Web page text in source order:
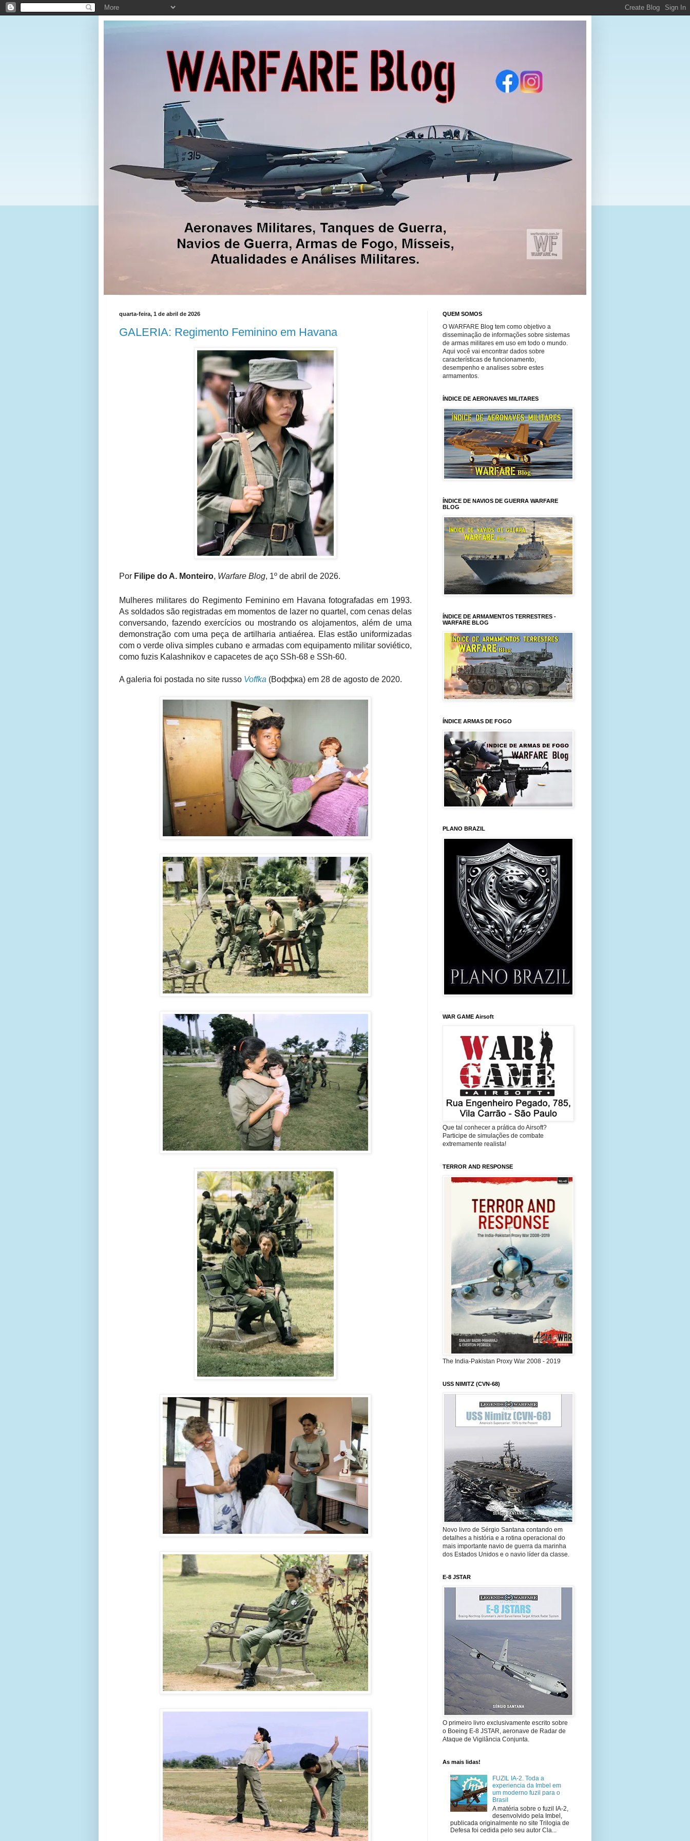
quarta-feira, 1 de abril de 2026
GALERIA: Regimento Feminino em Havana
Por Filipe do A. Monteiro, Warfare Blog, 1º de abril de 2026.
Mulheres militares do Regimento Feminino em Havana fotografadas em 1993.
As soldados são registradasem momentos de lazer no quartel, com cenas delas
conversando, fazendo exercícios ou mostrando os alojamentos, além de uma
demonstração com uma peça de artilharia antiaérea. Elas estão uniformizadas
com o verde oliva simples cubano e armadas com equipamento militar soviético,
como fuzis Kalashnikov e capacetes de aço SSh-68 e SSh-60.
A galeria foi postada no site russo Voffka (Воффка) em 28 de agosto de 2020.
QUEM SOMOS
O WARFARE Blog tem como objetivo a
disseminação de informações sobre sistemas
de armas militares em uso em todo o mundo.
Aqui você vai encontrar dados sobre
características de funcionamento,
desempenho e analises sobre estes
armamentos.
ÍNDICE DE AERONAVES MILITARES
ÍNDICE DE NAVIOS DE GUERRA WARFARE
BLOG
ÍNDICE DE ARMAMENTOS TERRESTRES -
WARFARE BLOG
ÍNDICE ARMAS DE FOGO
PLANO BRAZIL
WAR GAME Airsoft
Que tal conhecer a prática do Airsoft?
Participe de simulações de combate
extremamente realista!
TERROR AND RESPONSE
The India-Pakistan Proxy War 2008 - 2019
USS NIMITZ (CVN-68)
Novo livro de Sérgio Santana contando em
detalhes a história e a rotina operacional do
mais importante navio de guerra da marinha
dos Estados Unidos e o navio líder da classe.
E-8 JSTAR
O primeiro livro exclusivamente escrito sobre
o Boeing E-8 JSTAR, aeronave de Radar de
Ataque de Vigilância Conjunta.
As mais lidas!
FUZIL IA-2. Toda a
experiencia da Imbel em
um moderno fuzil para o
Brasil
A matéria sobre o fuzil IA-2,
desenvolvido pela Imbel,
publicada originalmente no site Trilogia de
Defesa foi cedida pelo seu autor Cla...